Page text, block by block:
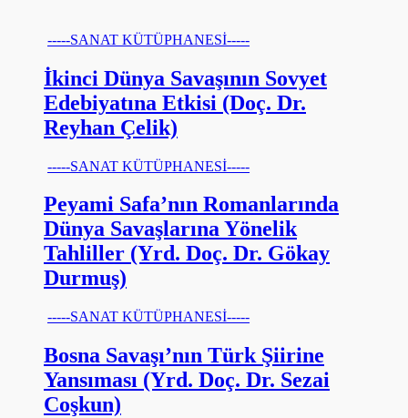
-----SANAT KÜTÜPHANESİ-----
İkinci Dünya Savaşının Sovyet
Edebiyatına Etkisi (Doç. Dr.
Reyhan Çelik)
-----SANAT KÜTÜPHANESİ-----
Peyami Safa’nın Romanlarında
Dünya Savaşlarına Yönelik
Tahliller (Yrd. Doç. Dr. Gökay
Durmuş)
-----SANAT KÜTÜPHANESİ-----
Bosna Savaşı’nın Türk Şiirine
Yansıması (Yrd. Doç. Dr. Sezai
Coşkun)